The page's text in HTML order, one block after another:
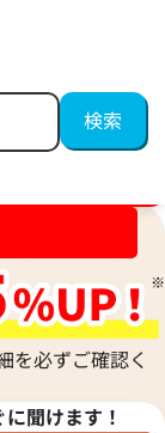
レザー Y刻印 シル
57,000円
2025年8月17日時
を必ずご確認く
に聞けます！